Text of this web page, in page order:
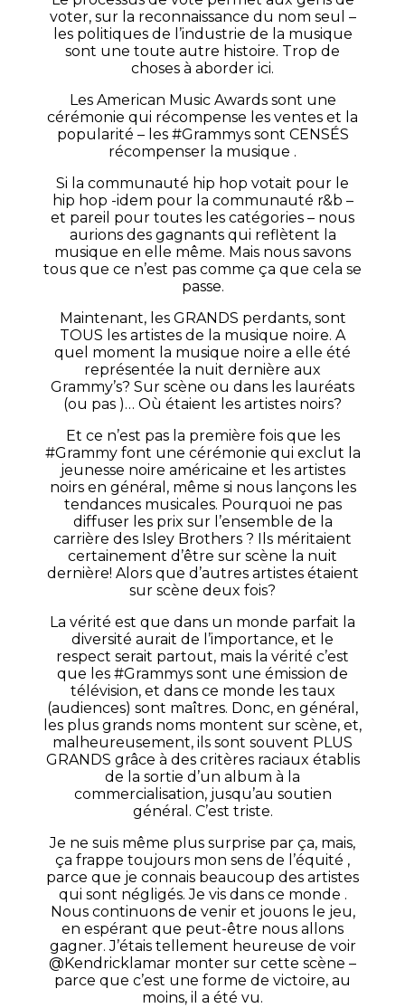
voter, sur la reconnaissance du nom seul –
les politiques de l’industrie de la musique
sont une toute autre histoire. Trop de
choses à aborder ici.
Les American Music Awards sont une
cérémonie qui récompense les ventes et la
popularité – les #Grammys sont CENSÉS
récompenser la musique .
Si la communauté hip hop votait pour le
hip hop -idem pour la communauté r&b –
et pareil pour toutes les catégories – nous
aurions des gagnants qui reflètent la
musique en elle même. Mais nous savons
tous que ce n’est pas comme ça que cela se
passe.
Maintenant, les GRANDS perdants, sont
TOUS les artistes de la musique noire. A
quel moment la musique noire a elle été
représentée la nuit dernière aux
Grammy’s? Sur scène ou dans les lauréats
(ou pas )… Où étaient les artistes noirs?
Et ce n’est pas la première fois que les
#Grammy font une cérémonie qui exclut la
jeunesse noire américaine et les artistes
noirs en général, même si nous lançons les
tendances musicales. Pourquoi ne pas
diffuser les prix sur l’ensemble de la
carrière des Isley Brothers ? Ils méritaient
certainement d’être sur scène la nuit
dernière! Alors que d’autres artistes étaient
sur scène deux fois?
La vérité est que dans un monde parfait la
diversité aurait de l’importance, et le
respect serait partout, mais la vérité c’est
que les #Grammys sont une émission de
télévision, et dans ce monde les taux
(audiences) sont maîtres. Donc, en général,
les plus grands noms montent sur scène, et,
malheureusement, ils sont souvent PLUS
GRANDS grâce à des critères raciaux établis
de la sortie d’un album à la
commercialisation, jusqu’au soutien
général. C’est triste.
Je ne suis même plus surprise par ça, mais,
ça frappe toujours mon sens de l’équité ,
parce que je connais beaucoup des artistes
qui sont négligés. Je vis dans ce monde .
Nous continuons de venir et jouons le jeu,
en espérant que peut-être nous allons
gagner. J’étais tellement heureuse de voir
@Kendricklamar monter sur cette scène –
parce que c’est une forme de victoire, au
moins, il a été vu.